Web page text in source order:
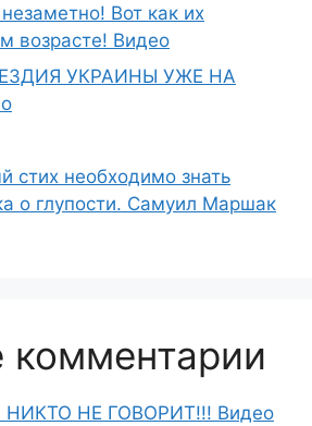
Вот как их
возрасте! Видео
УКРАИНЫ УЖЕ НА
стих необходимо знать
о глупости. Самуил Маршак
НЕ ГОВОРИТ!!! Видео